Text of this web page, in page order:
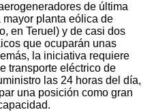
de última
planta eólica de
en Teruel) y de casi dos
que ocuparán unas
la iniciativa requiere
transporte eléctrico de
las 24 horas del día,
una posición como gran